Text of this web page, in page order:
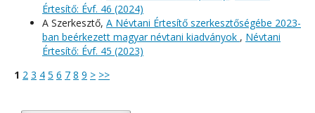
Értesítő: Évf. 46 (2024)
A Szerkesztő, A Névtani Értesítő szerkesztőségébe 2023-
ban beérkezett magyar névtani kiadványok , Névtani
Értesítő: Évf. 45 (2023)
1 2 3 4 5 6 7 8 9 > >>